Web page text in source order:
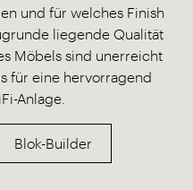
und für welches Finish
liegende Qualität
Möbels sind unerreicht
für eine hervorragend
Anlage.
Blok-Builder